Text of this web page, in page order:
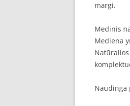
margi.
Medinis
Mediena
Naudinga